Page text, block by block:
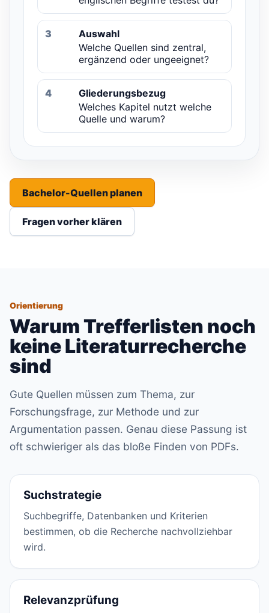
3
Auswahl
Welche Quellen sind zentral,
ergänzend oder ungeeignet?
4
Gliederungsbezug
Welches Kapitel nutzt welche
Quelle und warum?
Bachelor-Quellen planen
Fragen vorher klären
Orientierung
Warum Trefferlisten noch
keine Literaturrecherche
sind
Gute Quellen müssen zum Thema, zur
Forschungsfrage, zur Methode und zur
Argumentation passen. Genau diese Passung ist
oft schwieriger als das bloße Finden von PDFs.
Suchstrategie
Suchbegriffe, Datenbanken und Kriterien
bestimmen, ob die Recherche nachvollziehbar
wird.
Relevanzprüfung